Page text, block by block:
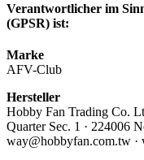
Verantwortlicher im
(GPSR) ist:
Marke
AFV-Club
Hersteller
Hobby Fan Trading Co.
Quarter Sec. 1 · 224006
way@hobbyfan.com.tw